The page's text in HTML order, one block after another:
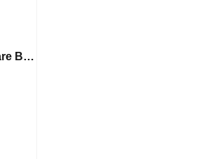
Kycklingvärmare BBQ-GN6